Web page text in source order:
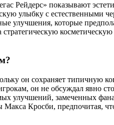
Рейдерс» показывают
улыбку с естественными
которые
он сохраняет типичную
он не обсуждал явно
улучшений, замеченных
Кросби, предпочитая,